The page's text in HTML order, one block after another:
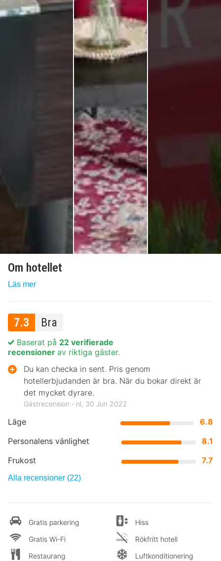
Om hotellet
Läs mer
7.3 Bra
Läge
6.8
Personalens vänlighet
8.1
Frukost
7.7
Baserat på 22 verifierade
recensioner av riktiga gäster.
Du kan checka in sent. Pris genom
hotellerbjudanden är bra. När du bokar direkt är
det mycket dyrare.
Gästrecension ‐ nl, 30 Jun 2022
Alla recensioner (22)
Gratis parkering
Gratis Wi-Fi
Restaurang
Hiss
Rökfritt hotell
Luftkonditionering